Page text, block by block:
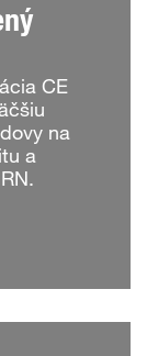
CE
na
a